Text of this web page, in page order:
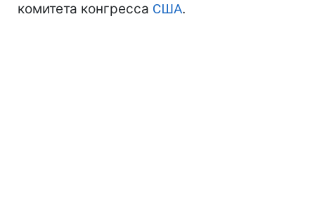
комитета конгресса США.